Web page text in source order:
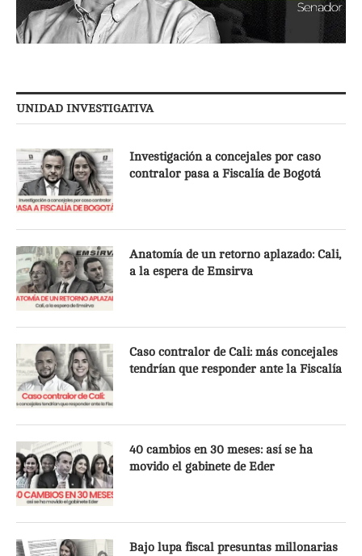
UNIDAD INVESTIGATIVA
Investigación a concejales por caso
contralor pasa a Fiscalía de Bogotá
Anatomía de un retorno aplazado: Cali,
a la espera de Emsirva
Caso contralor de Cali: más concejales
tendrían que responder ante la Fiscalía
40 cambios en 30 meses: así se ha
movido el gabinete de Eder
Bajo lupa fiscal presuntas millonarias